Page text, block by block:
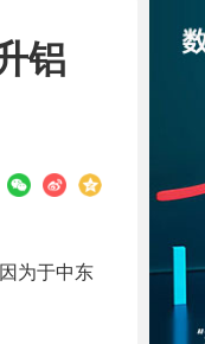
铝
为于中东